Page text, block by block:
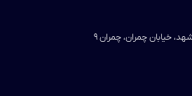
خیابان چمران، چمران ۹